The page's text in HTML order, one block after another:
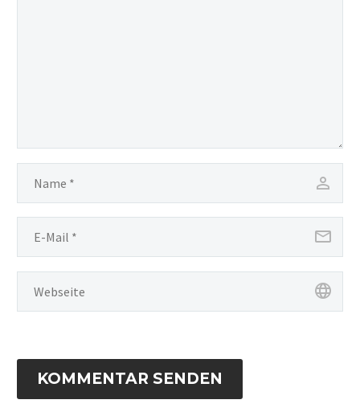
KOMMENTAR SENDEN